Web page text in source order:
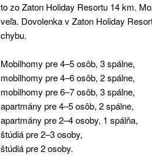
to zo Zaton Holiday Resortu 14 km.
veľa. Dovolenka v Zaton Holiday
chybu.
Mobilhomy pre 4–5 osôb, 3 spálne,
mobilhomy pre 4–6 osôb, 2 spálne,
mobilhomy pre 6–7 osôb, 3 spálne,
apartmány pre 4–5 osôb, 2 spálne,
apartmány pre 2–4 osoby, 1 spálňa,
štúdiá pre 2–3 osoby,
štúdiá pre 2 osoby.